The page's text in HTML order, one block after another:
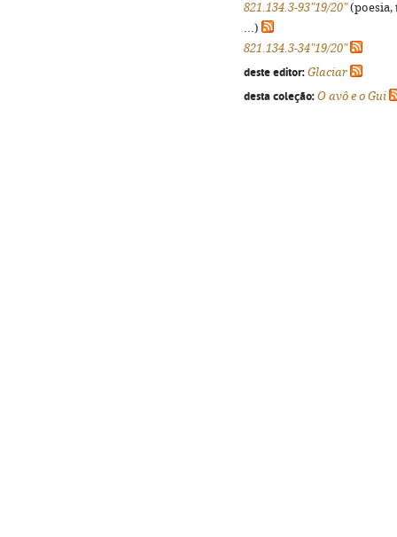
821.134.3-93"19/20"(poesia,
...)
821.134.3-34"19/20"
deste editor: Glaciar
desta coleção: O avô e o Gui